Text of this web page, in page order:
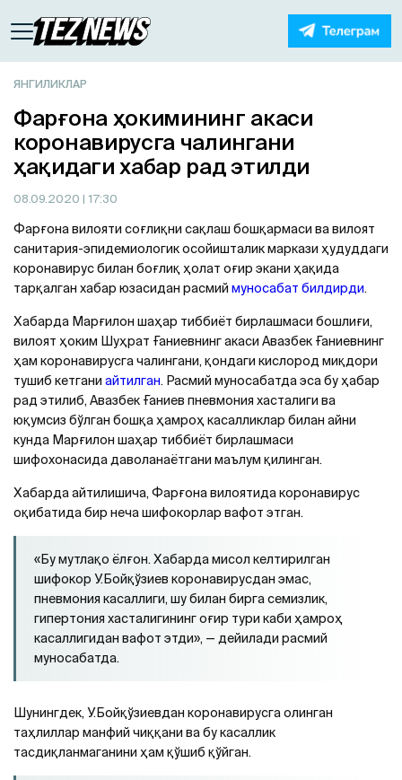
ЯНГИЛИКЛАР
Фарғона ҳокимининг акаси
коронавирусга чалингани
ҳақидаги хабар рад этилди
08.09.2020 | 17:30
Фарғона вилояти соғлиқни сақлаш бошқармаси ва вилоят
санитария-эпидемиологик осойишталик маркази ҳудуддаги
коронавирус билан боғлиқ ҳолат оғир экани ҳақида
тарқалган хабар юзасидан расмий муносабат билдирди.
Хабарда Марғилон шаҳар тиббиёт бирлашмаси бошлиғи,
вилоят ҳоким Шуҳрат Ғаниевнинг акаси Авазбек Ғаниевнинг
ҳам коронавирусга чалингани, қондаги кислород миқдори
тушиб кетгани айтилган. Расмий муносабатда эса бу ҳабар
рад этилиб, Авазбек Ғаниев пневмония хасталиги ва
юқумсиз бўлган бошқа ҳамроҳ касалликлар билан айни
кунда Марғилон шаҳар тиббиёт бирлашмаси
шифохонасида даволанаётгани маълум қилинган.
Хабарда айтилишича, Фарғона вилоятида коронавирус
оқибатида бир неча шифокорлар вафот этган.
«Бу мутлақо ёлғон. Хабарда мисол келтирилган
шифокор У.Бойқўзиев коронавирусдан эмас,
пневмония касаллиги, шу билан бирга семизлик,
гипертония хасталигининг оғир тури каби ҳамроҳ
касаллигидан вафот этди», — дейилади расмий
муносабатда.
Шунингдек, У.Бойқўзиевдан коронавирусга олинган
таҳлиллар манфий чиққани ва бу касаллик
тасдиқланмаганини ҳам қўшиб қўйган.